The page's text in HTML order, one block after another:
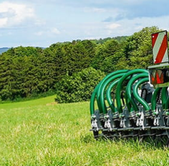
WOZY CZYSZCZĄCE
MIESZADŁA DO ZBIORNIKÓW
STAŁYCH
WIRTUALNA HALA WYSTAWOWA
PREZENTACJA FABRYKI
WIRTUALNE STOISKO